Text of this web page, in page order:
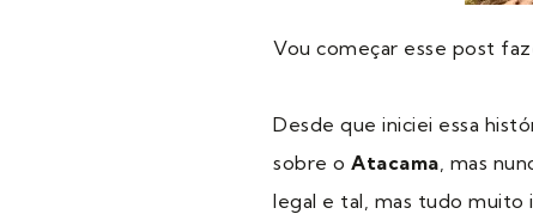
Vou começar esse post
Desde que iniciei essa
sobre o Atacama, mas
legal e tal, mas tudo muito